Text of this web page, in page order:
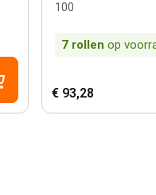
100
7 rollen op
€ 93,28